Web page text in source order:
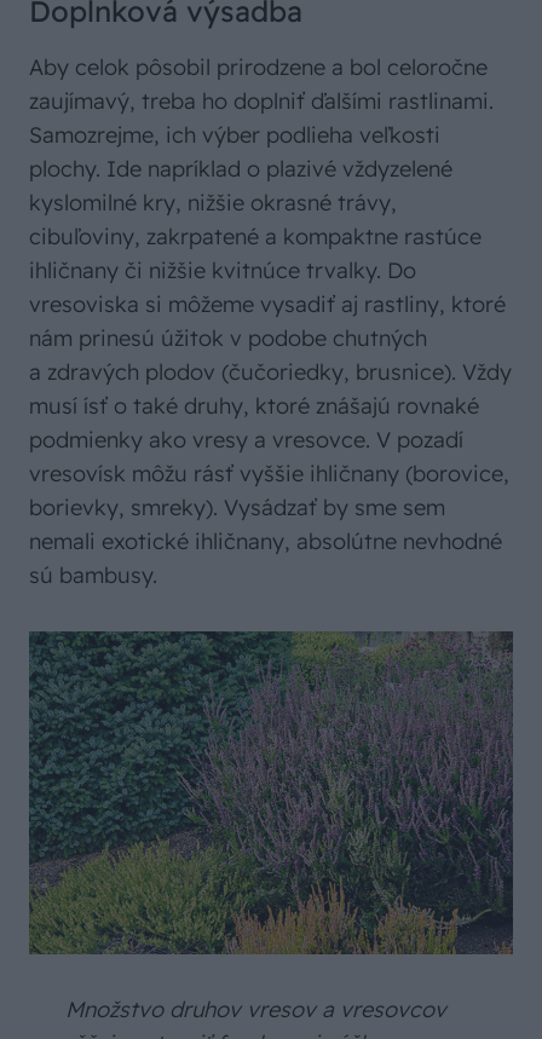
Doplnková výsadba
Aby celok pôsobil prirodzene a bol celoročne
zaujímavý, treba ho doplniť ďalšími rastlinami.
Samozrejme, ich výber podlieha veľkosti
plochy. Ide napríklad o plazivé vždyzelené
kyslomilné kry, nižšie okrasné trávy,
cibuľoviny, zakrpatené a kompaktne rastúce
ihličnany či nižšie kvitnúce trvalky. Do
vresoviska si môžeme vysadiť aj rastliny, ktoré
nám prinesú úžitok v podobe chutných
a zdravých plodov (čučoriedky, brusnice). Vždy
musí ísť o také druhy, ktoré znášajú rovnaké
podmienky ako vresy a vresovce. V pozadí
vresovísk môžu rásť vyššie ihličnany (borovice,
borievky, smreky). Vysádzať by sme sem
nemali exotické ihličnany, absolútne nevhodné
sú bambusy.
Množstvo druhov vresov a vresovcov